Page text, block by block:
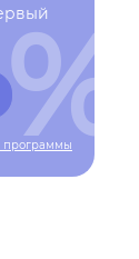
программы
%